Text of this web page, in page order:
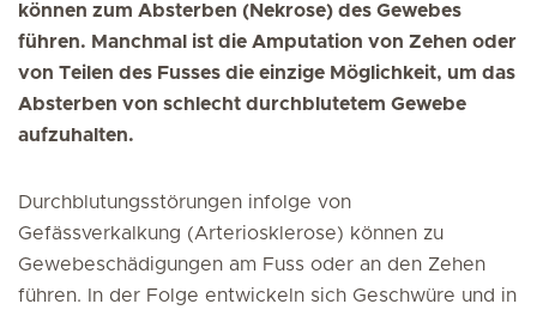
können zum Absterben (Nekrose) des Gewebes
führen. Manchmal ist die Amputation von Zehen oder
von Teilen des Fusses die einzige Möglichkeit, um das
Absterben von schlecht durchblutetem Gewebe
aufzuhalten.
Durchblutungsstörungen infolge von
Gefässverkalkung (Arteriosklerose) können zu
Gewebeschädigungen am Fuss oder an den Zehen
führen. In der Folge entwickeln sich Geschwüre und in